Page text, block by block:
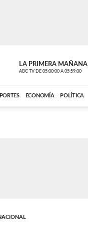
LA PRIMERA MAÑANA
ABC TV DE 05:00:00 A 05:59:00
ECONOMÍA POLÍTICA